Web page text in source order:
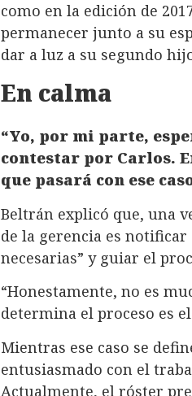
como en la edición de
permanecer junto a su
dar a luz a su segundo
En calma
“Yo, por mi parte,
contestar por Carlos.
que pasará con ese
Beltrán explicó que, una
de la gerencia es notificar
necesarias” y guiar el
“Honestamente, no es
determina el proceso es el
Mientras ese caso se
entusiasmado con el
Actualmente, el róster